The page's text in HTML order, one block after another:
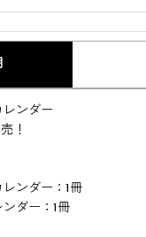
ンダー​​
！​
ンダー：1冊
ンダー：1冊